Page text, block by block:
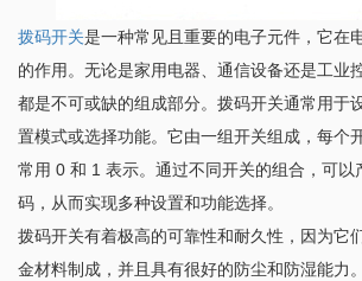
拨码开关是一种常见且重要的电子元件，它在
的作用。无论是家用电器、通信设备还是工业
都是不可或缺的组成部分。拨码开关通常用于
置模式或选择功能。它由一组开关组成，每个
常用 0 和 1 表示。通过不同开关的组合，可以
码，从而实现多种设置和功能选择。
拨码开关有着极高的可靠性和耐久性，因为它
金材料制成，并且具有很好的防尘和防湿能力